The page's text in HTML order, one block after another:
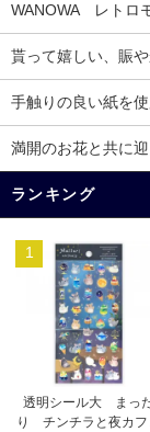
WANOWA レトロ
貰って嬉しい、賑
手触りの良い紙を
満開のお花と共に
ランキング
1
透明シール大 まっ
り チンチラと夜カフ